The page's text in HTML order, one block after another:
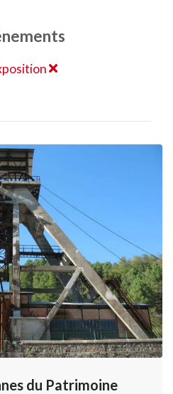
du Patrimoine